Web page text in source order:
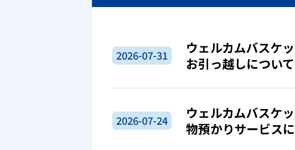
2026-07-31
ウェルカムバスケ
お引っ越しについ
2026-07-24
ウェルカムバスケ
物預かりサービス